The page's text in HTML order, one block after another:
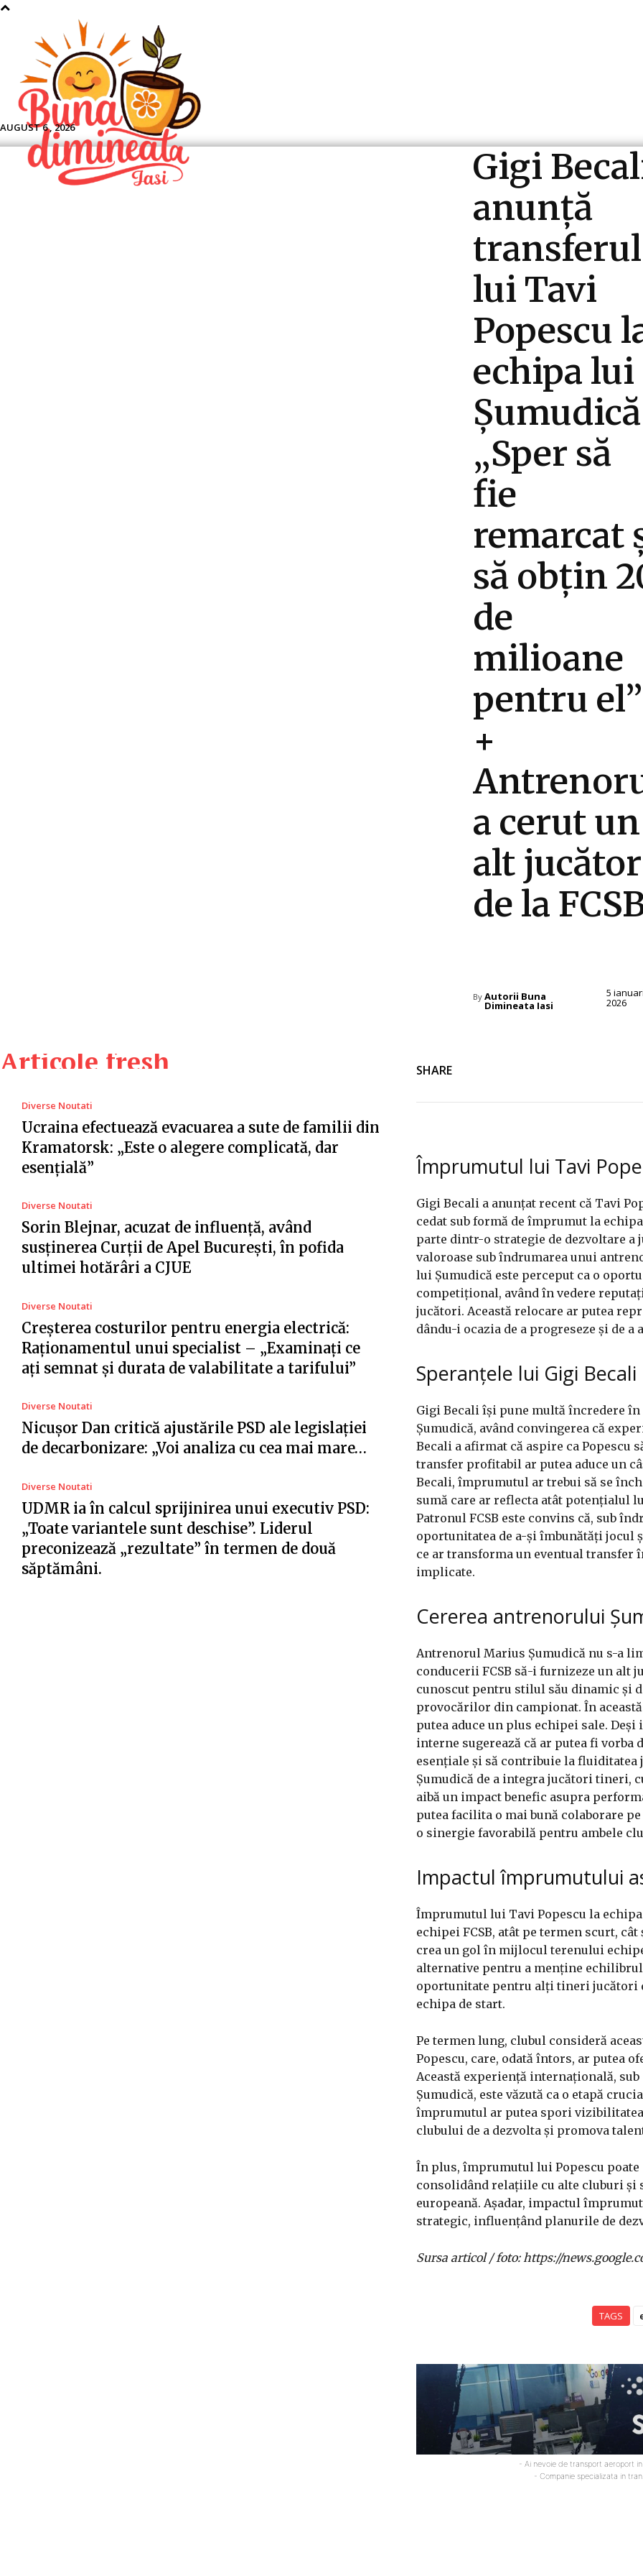
AUGUST 6 , 2026
Gigi
anunță
transferul
lui Tavi
Popescu
echipa lui
„Sper să
fie
remarcat
să obțin
de
milioane
pentru el”
+
a cerut un
alt jucător
de la
By Autorii Buna
Dimineata Iasi
5
2026
Articole fresh
Diverse Noutati
Ucraina efectuează evacuarea a sute de familii din
Kramatorsk: „Este o alegere complicată, dar
esențială”
Diverse Noutati
Sorin Blejnar, acuzat de influență, având
susținerea Curții de Apel București, în pofida
ultimei hotărâri a CJUE
Diverse Noutati
Creșterea costurilor pentru energia electrică:
Raționamentul unui specialist – „Examinați ce
ați semnat și durata de valabilitate a tarifului”
Diverse Noutati
Nicușor Dan critică ajustările PSD ale legislației
de decarbonizare: „Voi analiza cu cea mai mare…
Diverse Noutati
UDMR ia în calcul sprijinirea unui executiv PSD:
„Toate variantele sunt deschise”. Liderul
preconizează „rezultate” în termen de două
săptămâni.
SHARE
Împrumutul lui Tavi
Gigi Becali a anunțat recent că Tavi
cedat sub formă de împrumut la
parte dintr-o strategie de dezvoltare
valoroase sub îndrumarea unui
lui Șumudică este perceput ca o
competițional, având în vedere
jucători. Această relocare ar putea
dându-i ocazia de a progreseze și de
Speranțele lui Gigi
Gigi Becali își pune multă încredere
Șumudică, având convingerea că
Becali a afirmat că aspire ca Popescu
transfer profitabil ar putea aduce un
Becali, împrumutul ar trebui să se
sumă care ar reflecta atât potențialul
Patronul FCSB este convins că, sub
oportunitatea de a-și îmbunătăți jocul
ce ar transforma un eventual
implicate.
Cererea antrenorului
Antrenorul Marius Șumudică nu s-a
conducerii FCSB să-i furnizeze un alt
cunoscut pentru stilul său dinamic și
provocărilor din campionat. În
putea aduce un plus echipei sale.
interne sugerează că ar putea fi vorba
esențiale și să contribuie la
Șumudică de a integra jucători tineri,
aibă un impact benefic asupra
putea facilita o mai bună colaborare
o sinergie favorabilă pentru ambele
Impactul împrumutului
Împrumutul lui Tavi Popescu la
echipei FCSB, atât pe termen scurt,
crea un gol în mijlocul terenului
alternative pentru a menține
oportunitate pentru alți tineri jucători
echipa de start.
Pe termen lung, clubul consideră
Popescu, care, odată întors, ar putea
Această experiență internațională,
Șumudică, este văzută ca o etapă
împrumutul ar putea spori
clubului de a dezvolta și promova
În plus, împrumutul lui Popescu
consolidând relațiile cu alte cluburi
europeană. Așadar, impactul
strategic, influențând planurile de
Sursa articol / foto: https://
TAGS
- Ai nevoie de transport aeroport
- Companie specializata in